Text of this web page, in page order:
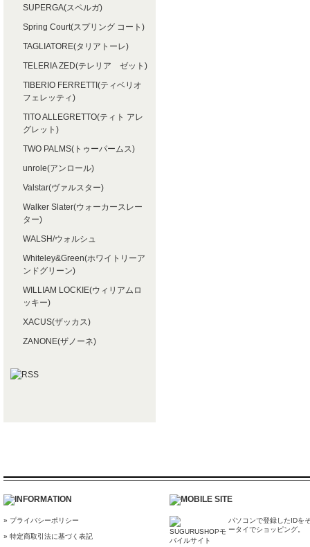
SUPERGA(スペルガ)
Spring Court(スプリング コート)
TAGLIATORE(タリアトーレ)
TELERIA ZED(テレリア ゼット)
TIBERIO FERRETTI(ティベリオ
フェレッティ)
TITO ALLEGRETTO(ティト アレ
グレット)
TWO PALMS(トゥーパームス)
unrole(アンロール)
Valstar(ヴァルスター)
Walker Slater(ウォーカースレー
ター)
WALSH/ウォルシュ
Whiteley&Green(ホワイトリーア
ンドグリーン)
WILLIAM LOCKIE(ウィリアムロ
ッキー)
XACUS(ザッカス)
ZANONE(ザノーネ)
» プライバシーポリシー
» 特定商取引法に基づく表記
パソコンで登録したIDを
ータイでショッピング。